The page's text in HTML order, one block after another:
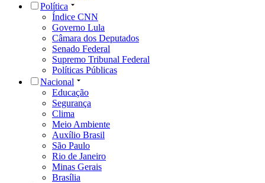
Política
Índice CNN
Governo Lula
Câmara dos Deputados
Senado Federal
Supremo Tribunal Federal
Políticas Públicas
Nacional
Educação
Segurança
Clima
Meio Ambiente
Auxílio Brasil
São Paulo
Rio de Janeiro
Minas Gerais
Brasília